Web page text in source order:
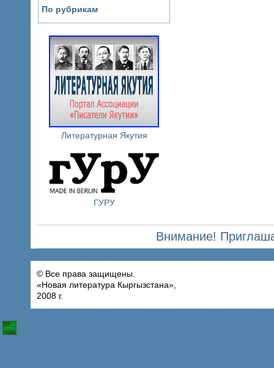
По рубрикам
Литературная Якутия
ГУРУ
Внимание!
© Все права защищены.
«Новая литература Кыргызстана»,
2008 г.